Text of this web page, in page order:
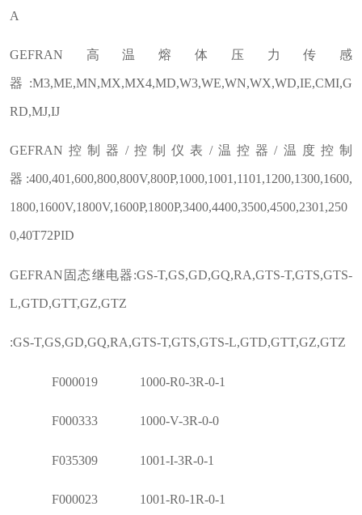
A
GEFRAN高温熔体压力传感
器:M3,ME,MN,MX,MX4,MD,W3,WE,WN,WX,WD,IE,CMI,G
RD,MJ,IJ
GEFRAN控制器/控制仪表/温控器/温度控制
器:400,401,600,800,800V,800P,1000,1001,1101,1200,1300,1600,
1800,1600V,1800V,1600P,1800P,3400,4400,3500,4500,2301,250
0,40T72PID
GEFRAN固态继电器:GS-T,GS,GD,GQ,RA,GTS-T,GTS,GTS-
L,GTD,GTT,GZ,GTZ
:GS-T,GS,GD,GQ,RA,GTS-T,GTS,GTS-L,GTD,GTT,GZ,GTZ
F000019 1000-R0-3R-0-1
F000333 1000-V-3R-0-0
F035309 1001-I-3R-0-1
F000023 1001-R0-1R-0-1